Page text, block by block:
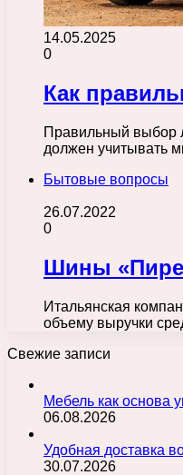
14.05.2025
0
Как
Правильный выбор
должен учитывать
Бытовые вопросы
26.07.2022
0
Шины
Итальянская
объему выручки
Свежие записи
Мебель как основа
06.08.2026
Удобная доставка
30.07.2026